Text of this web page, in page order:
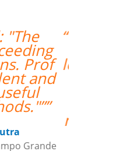
class
it was
happy
as my
I am
to
her.